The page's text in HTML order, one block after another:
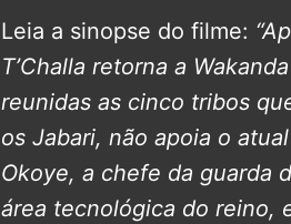
Leia a sinopse do filme:
T’Challa retorna a
reunidas as cinco tribos
os Jabari, não apoia o
Okoye, a chefe da guarda
área tecnológica do reino,